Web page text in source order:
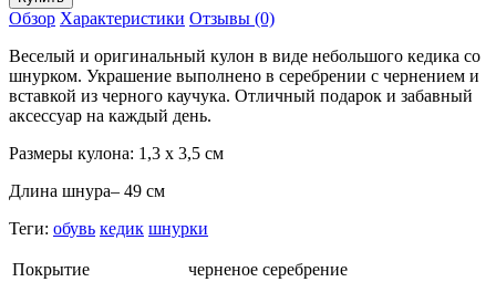
Обзор Характеристики Отзывы (0)
Веселый и оригинальный кулон в виде небольшого кедика со
шнурком. Украшение выполнено в серебрении с чернением и
вставкой из черного каучука. Отличный подарок и забавный
аксессуар на каждый день.
Размеры кулона: 1,3 х 3,5 см
Длина шнура– 49 см
Теги: обувь кедик шнурки
Покрытие
черненое серебрение